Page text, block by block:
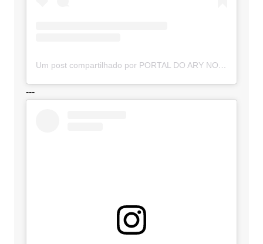
Um post compartilhado por PORTAL DO ARY NOTÍCIAS (@portaldoarynoticias)
---